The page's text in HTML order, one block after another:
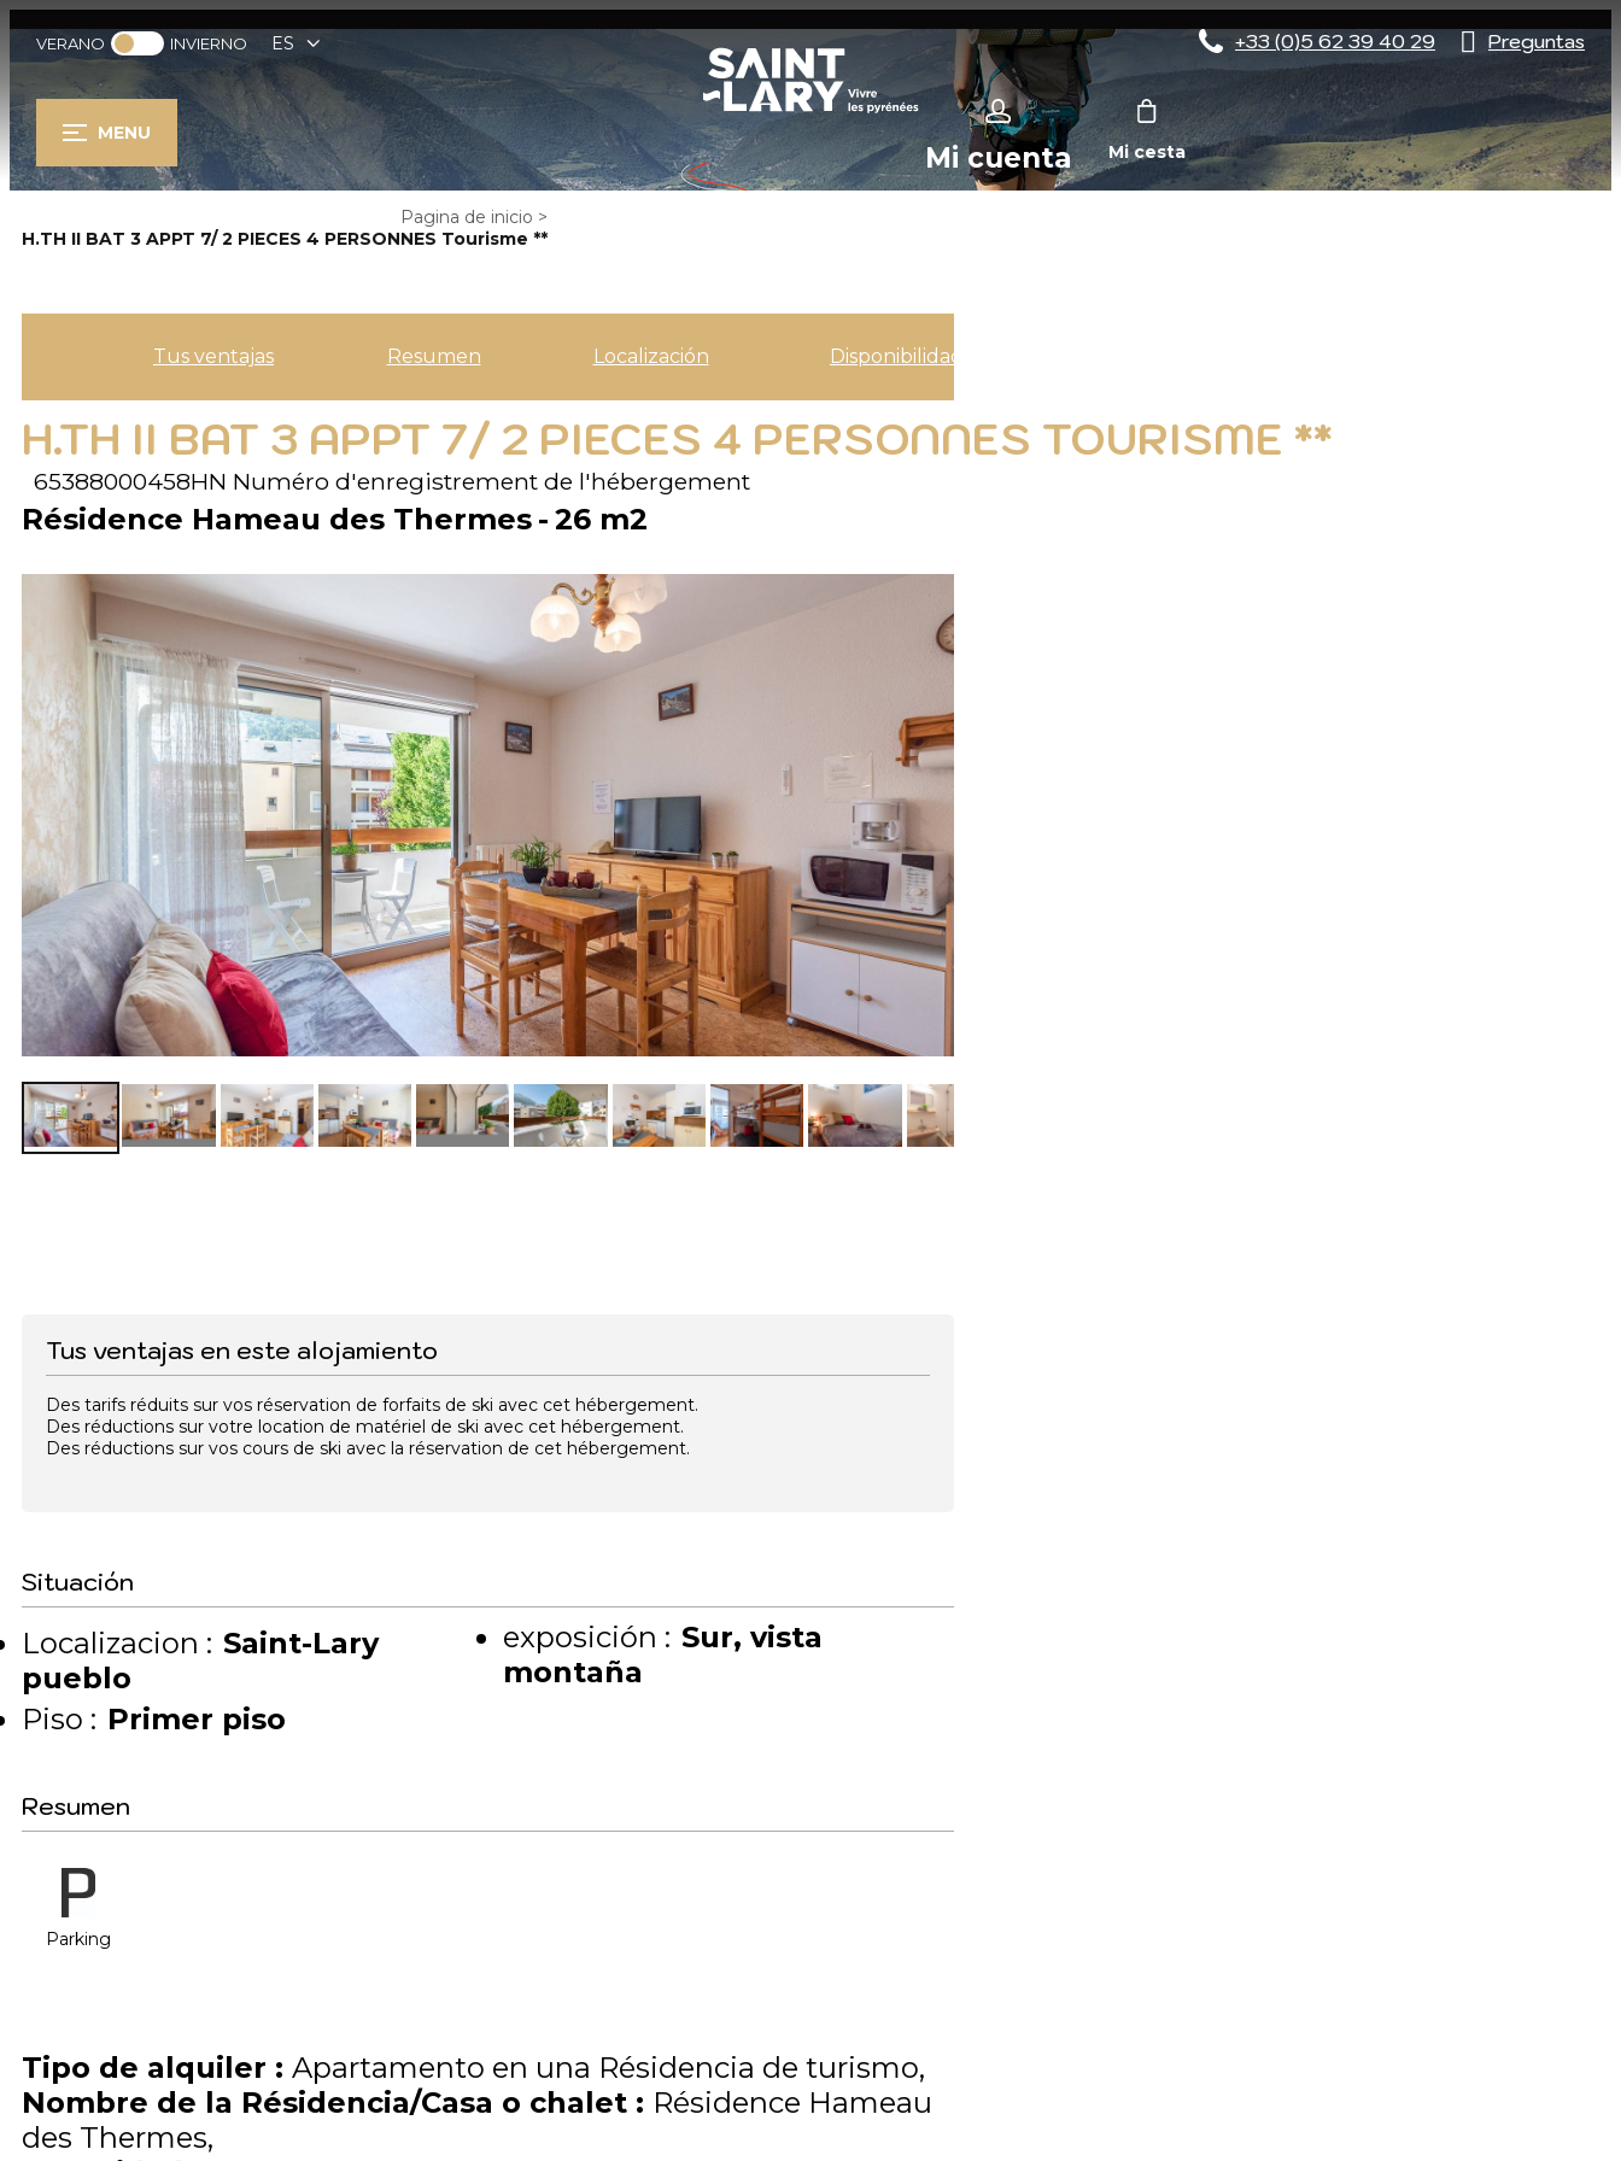
VERANO INVIERNO ES +33 (0)5 62 39 40 29 Preguntas
MENU
Mi cuenta Mi cesta
Pagina de inicio >
H.TH II BAT 3 APPT 7/ 2 PIECES 4 PERSONNES Tourisme **
Tus ventajas Resumen Localización Disponibilidad
H.TH II BAT 3 APPT 7/ 2 PIECES 4 PERSONNES TOURISME **
65388000458HN Numéro d'enregistrement de l'hébergement
Résidence Hameau des Thermes 26 m2
Tus ventajas en este alojamiento
Des tarifs réduits sur vos réservation de forfaits de ski avec cet hébergement.
Des réductions sur votre location de matériel de ski avec cet hébergement.
Des réductions sur vos cours de ski avec la réservation de cet hébergement.
Situación
Localizacion : Saint-Lary
pueblo
Piso : Primer piso
exposición : Sur vista
montaña
Resumen
Parking
Tipo de alquiler : Apartamento en una Résidencia de turismo
Nombre de la Résidencia/Casa o chalet : Résidence Hameau
des Thermes